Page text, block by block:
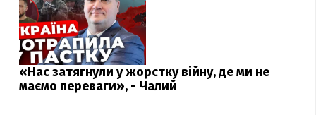
«Нас затягнули у жорстку війну, де ми не
маємо переваги», - Чалий